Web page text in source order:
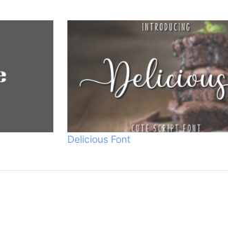
Delicious Font